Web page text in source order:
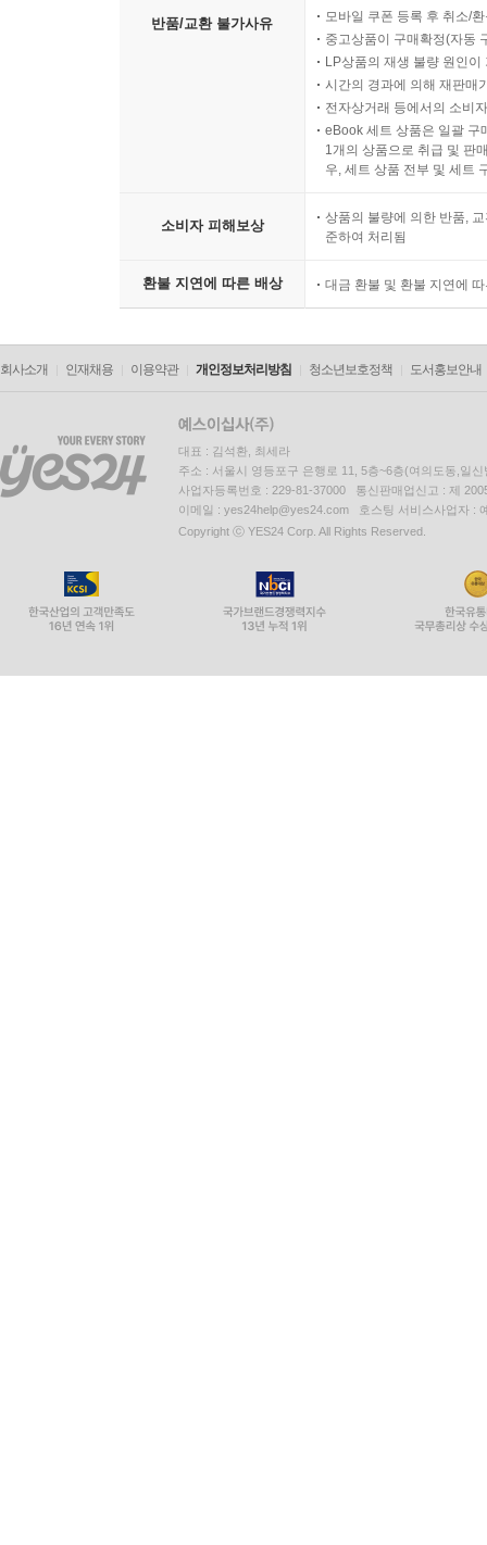
반품/교환 불가사유
모바일 쿠폰 등록 후 취소/
중고상품이 구매확정(자동
LP상품의 재생 불량 원인
시간의 경과에 의해 재판매
전자상거래 등에서의 소비
eBook 세트 상품은 일괄 구
1개의 상품으로 취급 및 판
우, 세트 상품 전부 및 세트
소비자 피해보상
상품의 불량에 의한 반품,
준하여 처리됨
환불 지연에 따른 배상 대금 환불 및 환불 지연에
회사소개 인재채용 이용약관 개인정보처리방침 청소년보호정책 도서홍보안내
대표 : 김석환, 최세라
주소 : 서울시 영등포구 은행로 11, 5층~6층(여의도동,일신
사업자등록번호 : 229-81-37000 통신판매업신고 : 제
이메일 : yes24help@yes24.com 호스팅 서비스사업자 :
Copyright ⓒ YES24 Corp. All Rights Reserved.